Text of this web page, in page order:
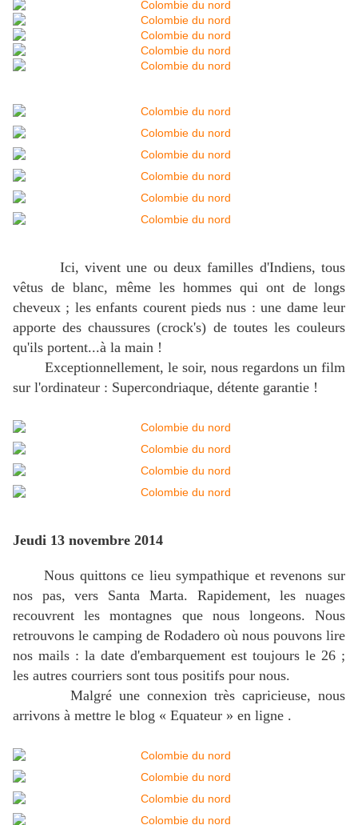
Ici, vivent une ou deux familles d'Indiens, tous
vêtus de blanc, même les hommes qui ont de longs
cheveux ; les enfants courent pieds nus : une dame leur
apporte des chaussures (crock's) de toutes les couleurs
qu'ils portent...à la main !
Exceptionnellement, le soir, nous regardons un film
sur l'ordinateur : Supercondriaque, détente garantie !
Jeudi 13 novembre 2014
Nous quittons ce lieu sympathique et revenons sur
nos pas, vers Santa Marta. Rapidement, les nuages
recouvrent les montagnes que nous longeons. Nous
retrouvons le camping de Rodadero où nous pouvons lire
nos mails : la date d'embarquement est toujours le 26 ;
les autres courriers sont tous positifs pour nous.
Malgré une connexion très capricieuse, nous
arrivons à mettre le blog « Equateur » en ligne .